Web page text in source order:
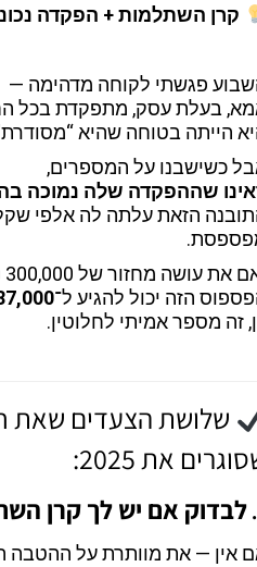
קרן השתלמות + הפקדה
פגשתי לקוחה מדהימה —
בעלת עסק, מתפקדת בכל
הייתה בטוחה שהיא
כשישבנו על המספרים,
שההפקדה שלה נמוכה
הזאת עלתה לה אלפי
את עושה מחזור של 300,000 ₪ בשנה ומעלה —
הזה יכול להגיע ל־187,000 ₪ תוך 6
זה מספר אמיתי לחלוטין.
שלושת הצעדים שאת
את 2025:
לבדוק אם יש לך קרן
אין — את מוותרת על ההטבה